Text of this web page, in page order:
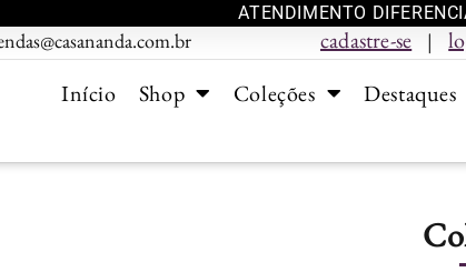
ATENDIMENTO
cadastre-se |
Início
Shop Coleções Destaques